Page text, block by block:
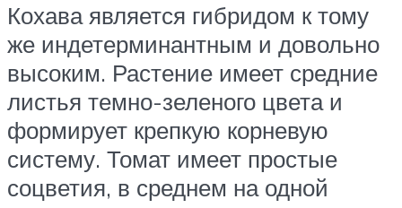
Кохава является гибридом к тому
же индетерминантным и довольно
высоким. Растение имеет средние
листья темно-зеленого цвета и
формирует крепкую корневую
систему. Томат имеет простые
соцветия, в среднем на одной